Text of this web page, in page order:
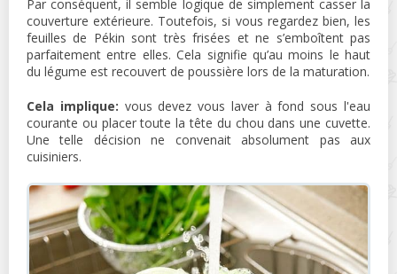
Par conséquent, il semble logique de simplement casser la
couverture extérieure. Toutefois, si vous regardez bien, les
feuilles de Pékin sont très frisées et ne s’emboîtent pas
parfaitement entre elles. Cela signifie qu’au moins le haut
du légume est recouvert de poussière lors de la maturation.
Cela implique: vous devez vous laver à fond sous l'eau
courante ou placer toute la tête du chou dans une cuvette.
Une telle décision ne convenait absolument pas aux
cuisiniers.